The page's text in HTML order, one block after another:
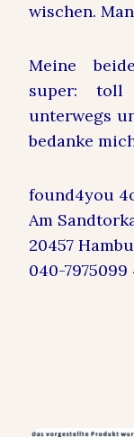
wischen.
Meine
super:
unterwegs
bedanke
found4you
Am
20457
040-7975099